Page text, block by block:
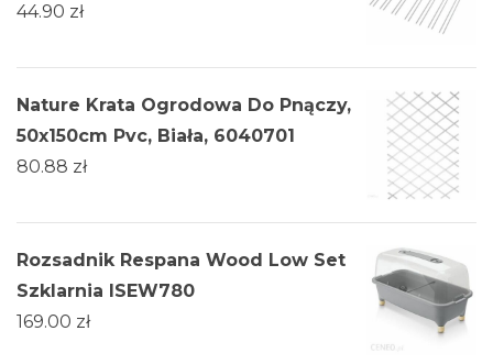
44.90 zł
Nature Krata Ogrodowa Do Pnączy,
50x150cm Pvc, Biała, 6040701
80.88 zł
Rozsadnik Respana Wood Low Set
Szklarnia ISEW780
169.00 zł